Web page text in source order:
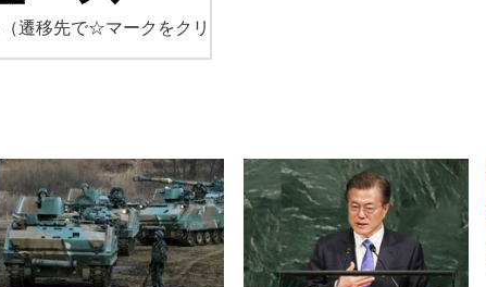
（遷移先で☆マークをクリ